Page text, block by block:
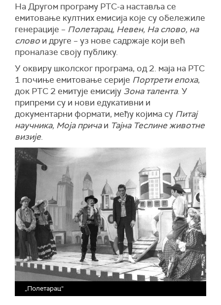
На Другом програму РТС-а наставља се
емитовање култних емисија које су обележиле
генерације – Полетарац, Невен, На слово, на
слово и друге – уз нове садржаје који већ
проналазе своју публику.
У оквиру школског програма, од 2. маја на РТС
1 почиње емитовање серије Портрети епоха,
док РТС 2 емитује емисију Зона талента. У
припреми су и нови едукативни и
документарни формати, међу којима су Питај
научника, Моја причаи Тајна Теслине животне
визије.
„Полетарац“